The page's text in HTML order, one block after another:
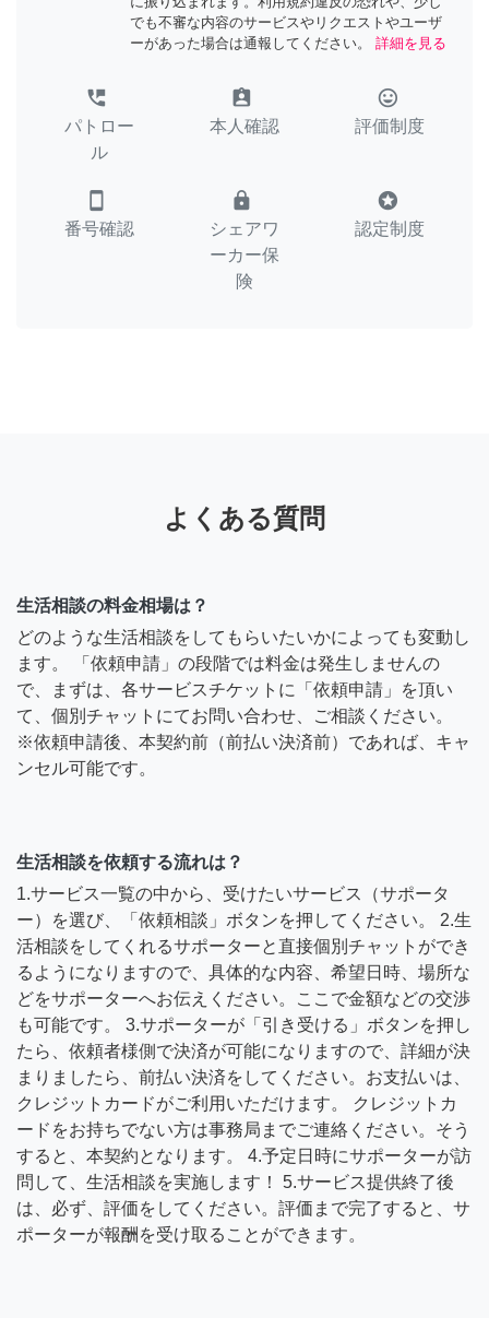
でも不審な内容のサービスやリクエストやユーザ
ーがあった場合は通報してください。
詳細を見る
perm_phone_msg
パトロー
ル
assignment_ind
本人確認
tag_faces
評価制度
smartphone
番号確認
lock
シェアワ
ーカー保
険
stars
認定制度
よくある質問
生活相談の料金相場は？
どのような生活相談をしてもらいたいかによっても変動し
ます。 「依頼申請」の段階では料金は発生しませんの
で、まずは、各サービスチケットに「依頼申請」を頂い
て、個別チャットにてお問い合わせ、ご相談ください。
※依頼申請後、本契約前（前払い決済前）であれば、キャ
ンセル可能です。
生活相談を依頼する流れは？
1.サービス一覧の中から、受けたいサービス（サポータ
ー）を選び、「依頼相談」ボタンを押してください。 2.生
活相談をしてくれるサポーターと直接個別チャットができ
るようになりますので、具体的な内容、希望日時、場所な
どをサポーターへお伝えください。ここで金額などの交渉
も可能です。 3.サポーターが「引き受ける」ボタンを押し
たら、依頼者様側で決済が可能になりますので、詳細が決
まりましたら、前払い決済をしてください。お支払いは、
クレジットカードがご利用いただけます。 クレジットカ
ードをお持ちでない方は事務局までご連絡ください。そう
すると、本契約となります。 4.予定日時にサポーターが訪
問して、生活相談を実施します！ 5.サービス提供終了後
は、必ず、評価をしてください。評価まで完了すると、サ
ポーターが報酬を受け取ることができます。